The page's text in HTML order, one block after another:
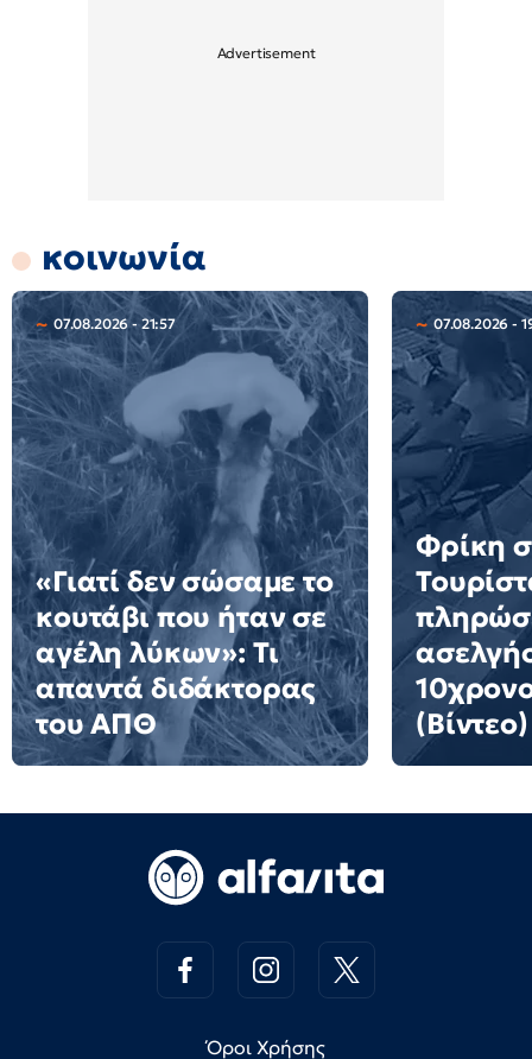
κοινωνία
07.08.2026 - 21:57
«Γιατί δεν σώσαμε το
κουτάβι που ήταν σε
αγέλη λύκων»: Τι
απαντά διδάκτορας
του ΑΠΘ
07.08.2026 -
Φρίκη
(Βίντεο)
Όροι Χρήσης